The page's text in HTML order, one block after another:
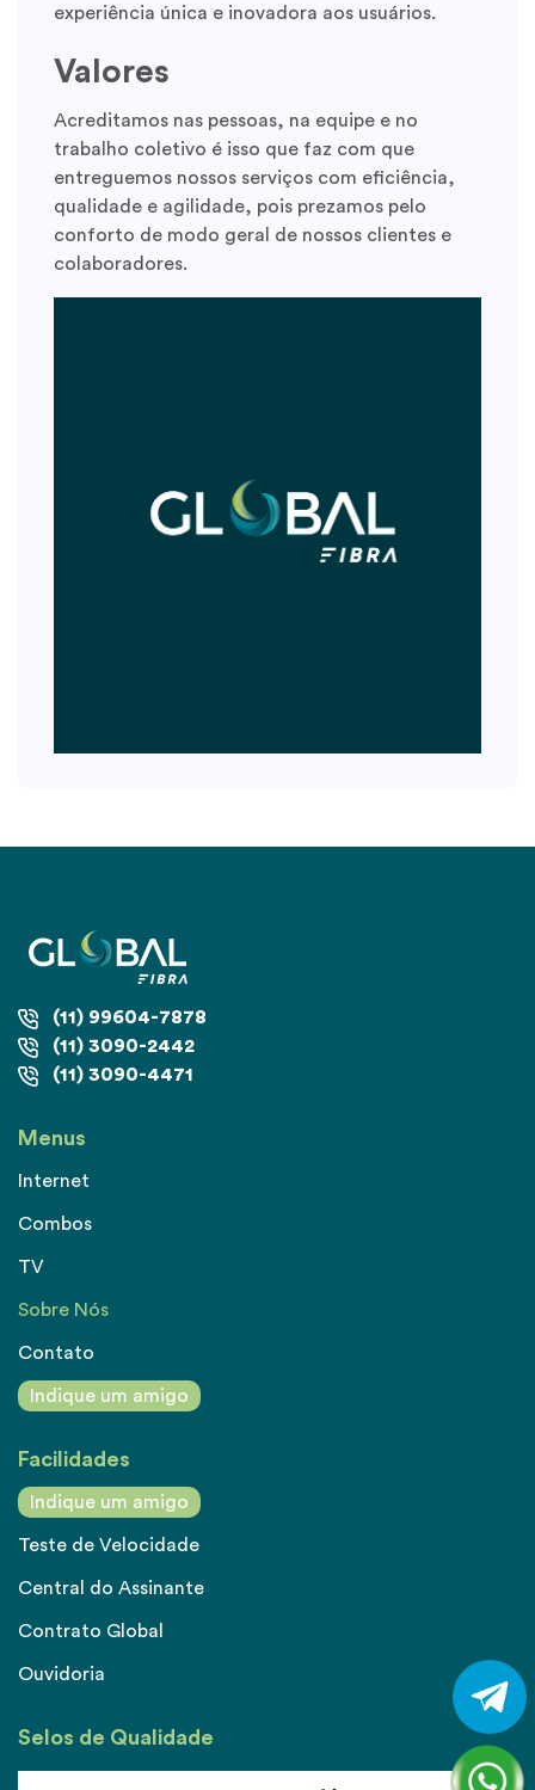
Combos
TV
Sobre Nós
Facilidades
experiência única e inovadora aos usuários.
Valores
Acreditamos nas pessoas, na equipe e no
trabalho coletivo é isso que faz com que
entreguemos nossos serviços com eficiência,
qualidade e agilidade, pois prezamos pelo
conforto de modo geral de nossos clientes e
colaboradores.
(11) 99604-7878
(11) 3090-2442
(11) 3090-4471
Menus
Internet
Combos
TV
Sobre Nós
Contato
Indique um amigo
Facilidades
Indique um amigo
Teste de Velocidade
Central do Assinante
Contrato Global
Ouvidoria
Selos de Qualidade